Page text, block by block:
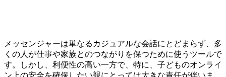
メッセンジャーは単なるカジュアルな会話にとどまらず、多
くの人が仕事や家族とのつながりを保つために使うツールで
す。しかし、利便性の高い一方で、特に、子どものオンライ
ン上の安全を確保したい親にとっては大きな責任が伴いま